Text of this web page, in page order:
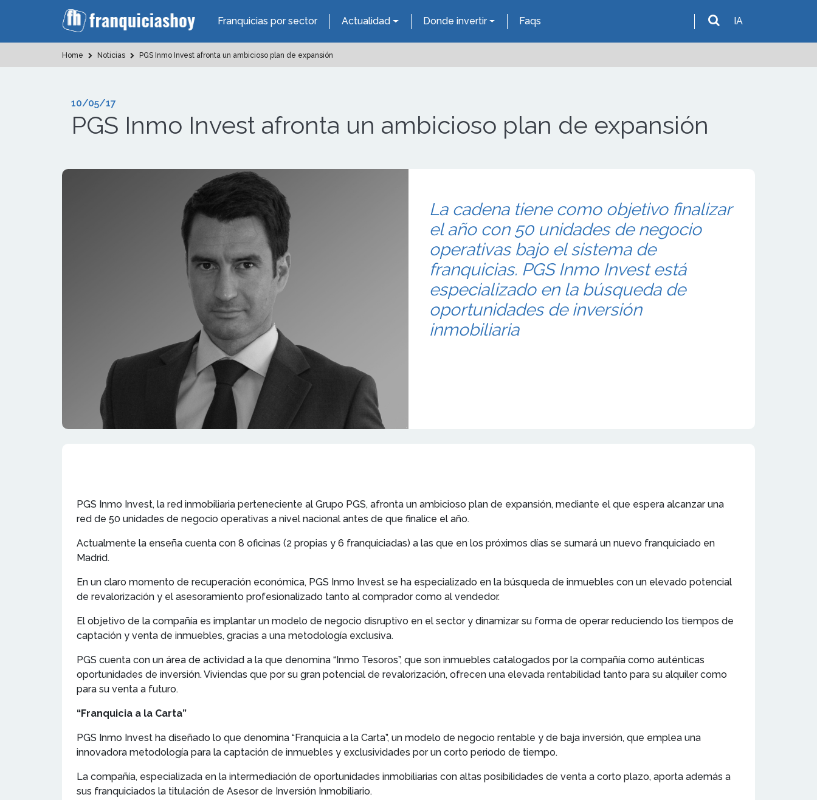
Franquicias por sector Actualidad Donde invertir Faqs IA
Home Noticias PGS Inmo Invest afronta un ambicioso plan de expansión
10/05/17
PGS Inmo Invest afronta un ambicioso plan de expansión
La cadena tiene como objetivo finalizar
el año con 50 unidades de negocio
operativas bajo el sistema de
franquicias. PGS Inmo Invest está
especializado en la búsqueda de
oportunidades de inversión
inmobiliaria
PGS Inmo Invest, la red inmobiliaria perteneciente al Grupo PGS, afronta un ambicioso plan de expansión, mediante el que espera alcanzar una
red de 50 unidades de negocio operativas a nivel nacional antes de que finalice el año.
Actualmente la enseña cuenta con 8 oficinas (2 propias y 6 franquiciadas) a las que en los próximos días se sumará un nuevo franquiciado en
Madrid.
En un claro momento de recuperación económica, PGS Inmo Invest se ha especializado en la búsqueda de inmuebles con un elevado potencial
de revalorización y el asesoramiento profesionalizado tanto al comprador como al vendedor.
El objetivo de la compañía es implantar un modelo de negocio disruptivo en el sector y dinamizar su forma de operar reduciendo los tiempos de
captación y venta de inmuebles, gracias a una metodología exclusiva.
PGS cuenta con un área de actividad a la que denomina “Inmo Tesoros”, que son inmuebles catalogados por la compañía como auténticas
oportunidades de inversión. Viviendas que por su gran potencial de revalorización, ofrecen una elevada rentabilidad tanto para su alquiler como
para su venta a futuro.
“Franquicia a la Carta”
PGS Inmo Invest ha diseñado lo que denomina “Franquicia a la Carta”, un modelo de negocio rentable y de baja inversión, que emplea una
innovadora metodología para la captación de inmuebles y exclusividades por un corto periodo de tiempo.
La compañía, especializada en la intermediación de oportunidades inmobiliarias con altas posibilidades de venta a corto plazo, aporta además a
sus franquiciados la titulación de Asesor de Inversión Inmobiliario.